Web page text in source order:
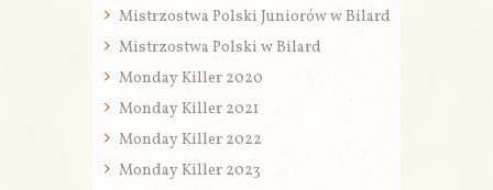
Mistrzostwa Polski Juniorów w Bilard
Mistrzostwa Polski w Bilard
Monday Killer 2020
Monday Killer 2021
Monday Killer 2022
Monday Killer 2023